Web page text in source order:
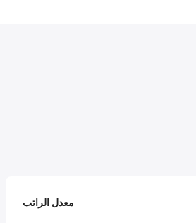
معدل الراتب